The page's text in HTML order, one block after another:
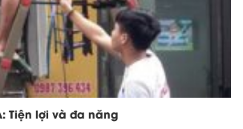
Tiện lợi và đa năng